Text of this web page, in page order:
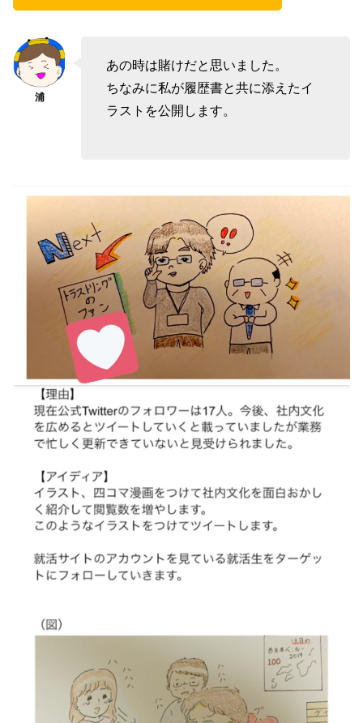
あの時は賭けだと思いました。
ちなみに私が履歴書と共に添えたイ
ラストを公開します。